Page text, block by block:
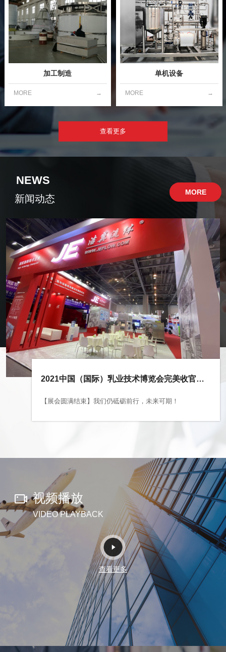
加工制造
MORE →
单机设备
MORE →
查看更多
NEWS
新闻动态
MORE
2021中国（国际）乳业技术博览会完美收官，前进路上永不止步
【展会圆满结束】我们仍砥砺前行，未来可期！
视频播放
VIDEO PLAYBACK
查看更多